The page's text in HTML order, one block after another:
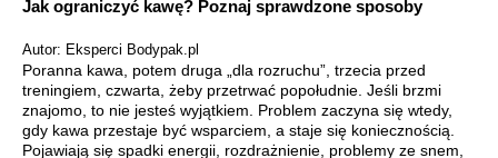
Jak ograniczyć kawę? Poznaj sprawdzone sposoby
Autor: Eksperci Bodypak.pl
Poranna kawa, potem druga „dla rozruchu”, trzecia przed
treningiem, czwarta, żeby przetrwać popołudnie. Jeśli brzmi
znajomo, to nie jesteś wyjątkiem. Problem zaczyna się wtedy,
gdy kawa przestaje być wsparciem, a staje się koniecznością.
Pojawiają się spadki energii, rozdrażnienie, problemy ze snem,